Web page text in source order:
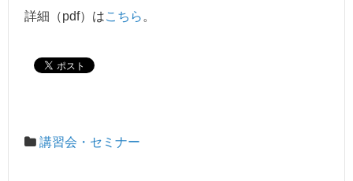
詳細（pdf）はこちら 。
講習会・セミナー